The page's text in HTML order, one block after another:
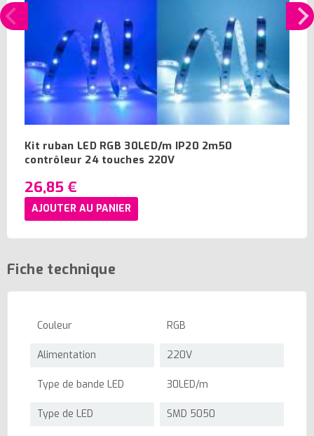
Kit ruban LED RGB 30LED/m IP20 2m50
contrôleur 24 touches 220V
26,85 €
AJOUTER AU PANIER
Fiche technique
Couleur RGB
Alimentation 220V
Type de bande LED 30LED/m
Type de LED SMD 5050